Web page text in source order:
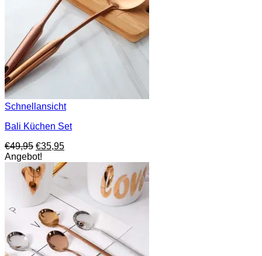
Schnellansicht
Bali Küchen Set
€49,95 Ursprünglicher
Preis
war:
€49,95
€35,95Aktueller
ist:
€35,95.
Angebot!